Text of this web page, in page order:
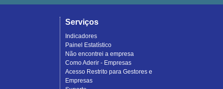
Serviços
Indicadores
Painel Estatístico
Não encontrei a empresa
Como Aderir - Empresas
Acesso Restrito para Gestores e
Empresas